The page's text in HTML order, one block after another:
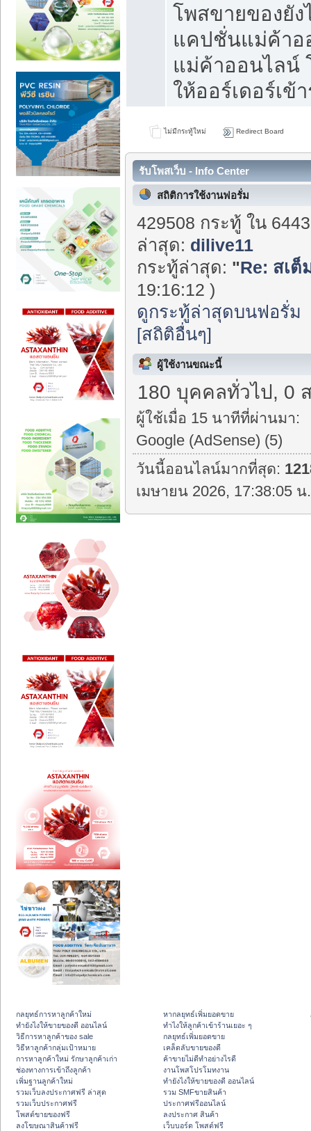
โพสขายของยัง
แคปชั่นแม่ค้า
แม่ค้าออนไลน์
ให้ออร์เดอร์เข้
ไม่มีกระทู้ใหม่ Redirect Board
รับโพสเว็บ - Info Center
สถิติการใช้งานฟอรั่ม
429508 กระทู้ ใน
ล่าสุด: dilive11
กระทู้ล่าสุด: "Re: สเต็
19:16:12 )
ดูกระทู้ล่าสุดบนฟอรั่ม
[สถิติอื่นๆ]
ผู้ใช้งานขณะนี้
180 บุคคลทั่วไป, 0
ผู้ใช้เมื่อ 15 นาทีที่ผ่านมา:
Google (AdSense) (5)
วันนี้ออนไลน์มากที่สุด:
เมษายน 2026, 17:38:05 น
กลยุทธ์การหาลูกค้าใหม่
ทํายังไงให้ขายของดี ออนไลน์
วิธีการหาลูกค้าของ sale
วิธีหาลูกค้ากลุ่มเป้าหมาย
การหาลูกค้าใหม่ รักษาลูกค้าเก่า
ช่องทางการเข้าถึงลูกค้า
เพิ่มฐานลูกค้าใหม่
รวมเว็บลงประกาศฟรี ล่าสุด
รวมเว็บประกาศฟรี
โพสต์ขายของฟรี
ลงโฆษณาสินค้าฟรี
หากลยุทธ์เพิ่มยอดขาย
ทําไงให้ลูกค้าเข้าร้านเยอะ ๆ
กลยุทธ์เพิ่มยอดขาย
เคล็ดลับขายของดี
ค้าขายไม่ดีทำอย่างไรดี
งานโพสโปรโมทงาน
ทํายังไงให้ขายของดี ออนไลน์
รวม SMFขายสินค้า
ประกาศฟรีออนไลน์
ลงประกาศ สินค้า
เว็บบอร์ด โพสต์ฟรี